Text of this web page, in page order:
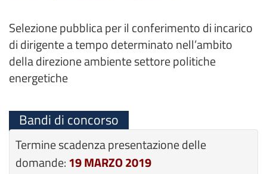
Selezione pubblica per il conferimento di incarico
di dirigente a tempo determinato nell’ambito
della direzione ambiente settore politiche
energetiche
Bandi di concorso
Termine scadenza presentazione delle
domande:19 MARZO 2019